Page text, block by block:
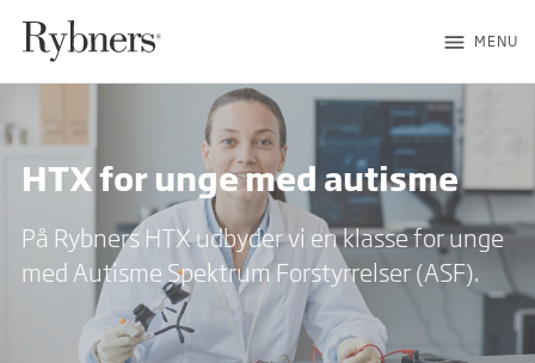
menu MENU
HTX for unge med autisme
På Rybners HTX udbyder vi en klasse for unge
med Autisme Spektrum Forstyrrelser (ASF).